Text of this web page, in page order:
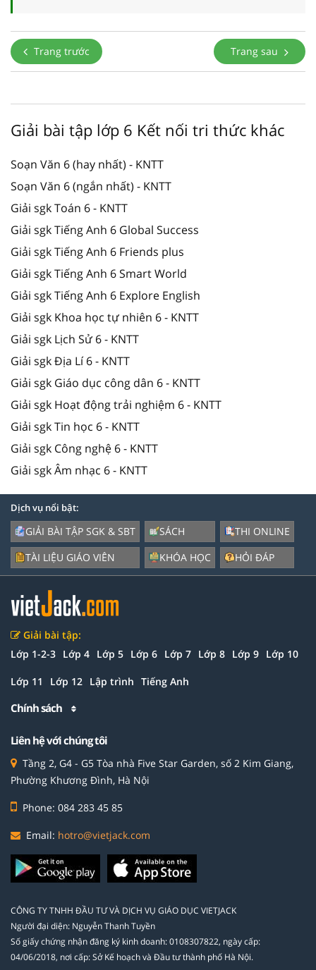
Trang trước Trang sau
Giải bài tập lớp 6 Kết nối tri thức khác
Soạn Văn 6 (hay nhất) - KNTT
Soạn Văn 6 (ngắn nhất) - KNTT
Giải sgk Toán 6 - KNTT
Giải sgk Tiếng Anh 6 Global Success
Giải sgk Tiếng Anh 6 Friends plus
Giải sgk Tiếng Anh 6 Smart World
Giải sgk Tiếng Anh 6 Explore English
Giải sgk Khoa học tự nhiên 6 - KNTT
Giải sgk Lịch Sử 6 - KNTT
Giải sgk Địa Lí 6 - KNTT
Giải sgk Giáo dục công dân 6 - KNTT
Giải sgk Hoạt động trải nghiệm 6 - KNTT
Giải sgk Tin học 6 - KNTT
Giải sgk Công nghệ 6 - KNTT
Giải sgk Âm nhạc 6 - KNTT
Dịch vụ nổi bật:
GIẢI BÀI TẬP SGK & SBT
TÀI LIỆU GIÁO VIÊN
SÁCH
KHÓA HỌC
THI ONLINE
HỎI ĐÁP
Giải bài tập:
Lớp 1-2-3 Lớp 4 Lớp 5 Lớp 6 Lớp 7 Lớp 8 Lớp 9 Lớp 10
Lớp 11 Lớp 12 Lập trình Tiếng Anh
Chính sách
Liên hệ với chúng tôi
Tầng 2, G4 - G5 Tòa nhà Five Star Garden, số 2 Kim Giang,
Phường Khương Đình, Hà Nội
Phone: 084 283 45 85
Email: hotro@vietjack.com
CÔNG TY TNHH ĐẦU TƯ VÀ DỊCH VỤ GIÁO DỤC VIETJACK
Người đại diện: Nguyễn Thanh Tuyền
Số giấy chứng nhận đăng ký kinh doanh: 0108307822, ngày cấp:
04/06/2018, nơi cấp: Sở Kế hoạch và Đầu tư thành phố Hà Nội.